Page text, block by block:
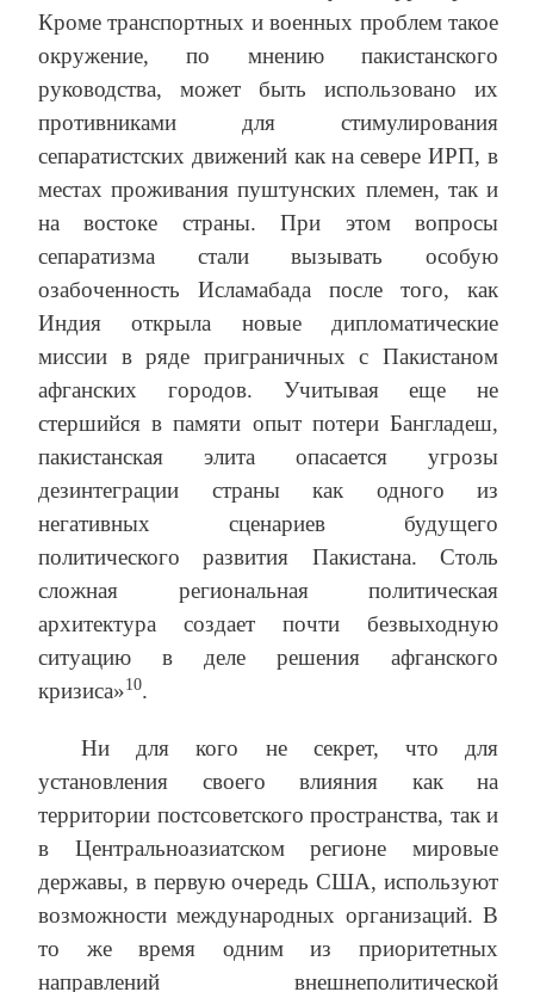
Кроме транспортных и военных проблем такое
окружение, по мнению пакистанского
руководства, может быть использовано их
противниками для стимулирования
сепаратистских движений как на севере ИРП, в
местах проживания пуштунских племен, так и
на востоке страны. При этом вопросы
сепаратизма стали вызывать особую
озабоченность Исламабада после того, как
Индия открыла новые дипломатические
миссии в ряде приграничных с Пакистаном
афганских городов. Учитывая еще не
стершийся в памяти опыт потери Бангладеш,
пакистанская элита опасается угрозы
дезинтеграции страны как одного из
негативных сценариев будущего
политического развития Пакистана. Столь
сложная региональная политическая
архитектура создает почти безвыходную
ситуацию в деле решения афганского
кризиса»10.
Ни для кого не секрет, что для
установления своего влияния как на
территории постсоветского пространства, так и
в Центральноазиатском регионе мировые
державы, в первую очередь США, используют
возможности международных организаций. В
то же время одним из приоритетных
направлений внешнеполитической